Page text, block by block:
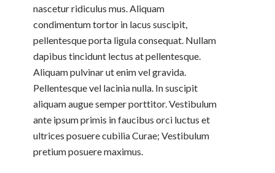
nascetur ridiculus mus. Aliquam
condimentum tortor in lacus suscipit,
pellentesque porta ligula consequat. Nullam
dapibus tincidunt lectus at pellentesque.
Aliquam pulvinar ut enim vel gravida.
Pellentesque vel lacinia nulla. In suscipit
aliquam augue semper porttitor. Vestibulum
ante ipsum primis in faucibus orci luctus et
ultrices posuere cubilia Curae; Vestibulum
pretium posuere maximus.